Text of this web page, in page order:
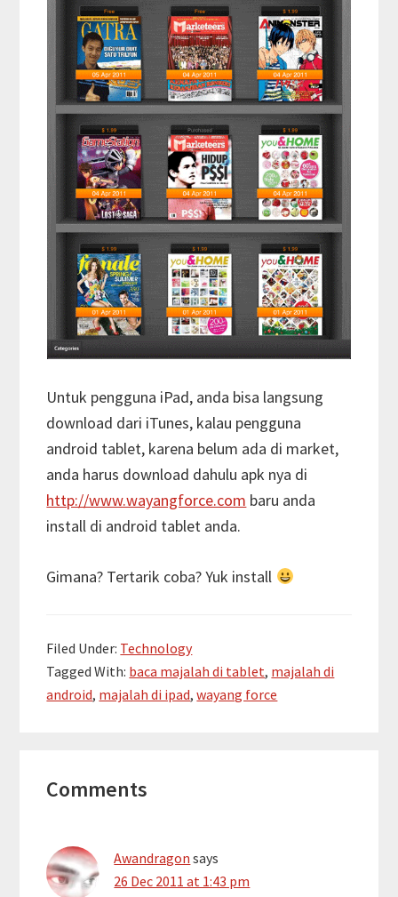
Untuk pengguna iPad, anda bisa langsung
download dari iTunes, kalau pengguna
android tablet, karena belum ada di market,
anda harus download dahulu apk nya di
http://www.wayangforce.com baru anda
install di android tablet anda.
Gimana? Tertarik coba? Yuk install
Filed Under: Technology
Tagged With: baca majalah di tablet, majalah di
android, majalah di ipad,wayang force
Interactions
Comments
Awandragon says
26 Dec 2011 at 1:43 pm